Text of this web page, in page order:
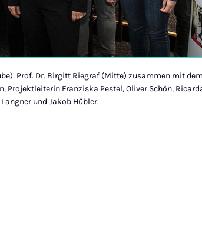
Prof. Dr. Birgitt Riegraf (Mitte) zusammen mit
Projektleiterin Franziska Pestel, Oliver Schön,
und Jakob Hübler.